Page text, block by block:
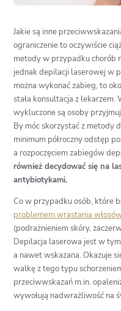
Jakie są inne
ograniczenie to oczywiście
metody w przypadku chorób
jednak depilacji laserowej w
można wykonać zabieg, to
stała konsultacja z
wykluczone są osoby
By móc skorzystać z metody
minimum półroczny odstęp
a rozpoczęciem zabiegów
również decydować się na
antybiotykami.
Co w przypadku osób, które
problemem wrastania
(podrażnieniem skóry,
Depilacja laserowa jest w
a nawet wskazana. Okazuje
walkę z tego typu
przeciwwskazań m.in.
wywołują nadwrażliwość na